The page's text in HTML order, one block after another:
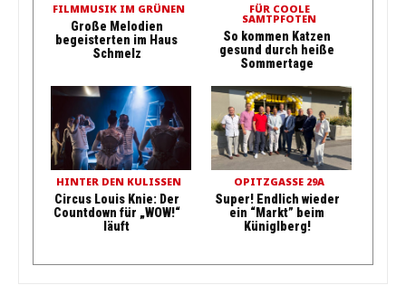
FILMMUSIK IM GRÜNEN
Große Melodien
begeisterten im Haus
Schmelz
FÜR COOLE
SAMTPFOTEN
So kommen Katzen
gesund durch heiße
Sommertage
HINTER DEN KULISSEN
Circus Louis Knie: Der
Countdown für „WOW!“
läuft
OPITZGASSE 29A
Super! Endlich wieder
ein “Markt” beim
Küniglberg!